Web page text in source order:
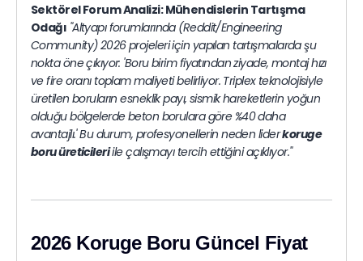
Sektörel Forum Analizi: Mühendislerin Tartışma
Odağı "Altyapı forumlarında (Reddit/Engineering
Community) 2026 projeleri için yapılan tartışmalarda şu
nokta öne çıkıyor: 'Boru birim fiyatından ziyade, montaj hızı
ve fire oranı toplam maliyeti belirliyor. Triplex teknolojisiyle
üretilen boruların esneklik payı, sismik hareketlerin yoğun
olduğu bölgelerde beton borulara göre %40 daha
avantajlı.' Bu durum, profesyonellerin neden liderkoruge
boru üreticileriile çalışmayı tercih ettiğini açıklıyor."
2026 Koruge Boru Güncel Fiyat